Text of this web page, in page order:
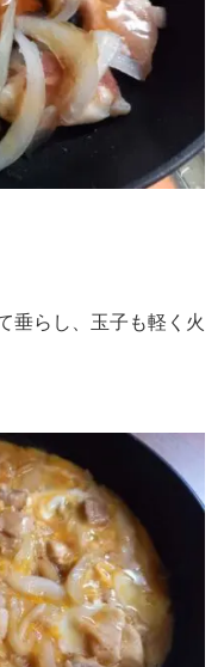
垂らし、玉子も軽く火